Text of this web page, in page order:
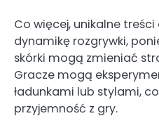
Co więcej, unikalne
dynamikę rozgrywki,
skórki mogą zmieniać
Gracze mogą
ładunkami lub stylami,
przyjemność z gry.